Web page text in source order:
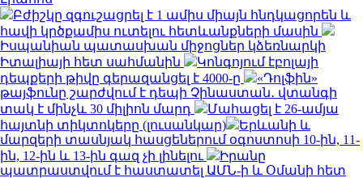
Բժիշկը զգուշացրել է 1 ամիս միայն հնդկացորեն և
հավի կրծքամիս ուտելու հետևանքների մասին
Իսպանիան պատասխան միջոցներ կձեռնարկի
Իտալիայի հետ սահմանին
Կոնգոյում էբոլայի
դեպքերի թիվը գերազանցել է 4000-ը
«Դոլֆին»
թայֆունը շարժվում է դեպի Չինաստան․ վտանգի
տակ է մինչև 30 միլիոն մարդ
Մահացել է 26-ամյա
հայտնի տիկտոկերը (լուսանկար)
Երևանի և
մարզերի տասնյակ հասցեներում օգոստոսի 10-ին, 11-
ին, 12-ին և 13-ին գազ չի լինելու
Իրանը
պատրաստվում է հաստատել ԱՄՆ-ի և Օմանի հետ